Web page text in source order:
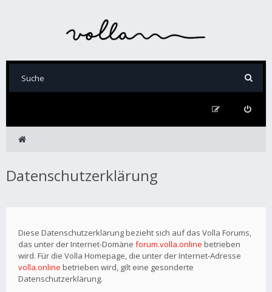
Datenschutzerklärung
Diese Datenschutzerklärung bezieht sich auf das Volla Forums,
das unter der Internet-Domäne forum.volla.online betrieben
wird. Für die Volla Homepage, die unter der Internet-Adresse
volla.online betrieben wird, gilt eine gesonderte
Datenschutzerklärung.